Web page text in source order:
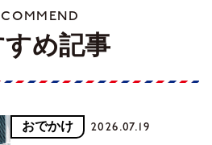
め記事
おでかけ 2026.07.19